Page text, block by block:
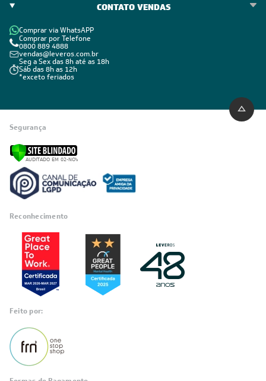
CONTATO VENDAS
Comprar via WhatsAPP
Comprar por Telefone
0800 889 4888
vendas@leveros.com.br
Seg a Sex das 8h até as 18h
Sáb das 8h as 12h
*exceto feriados
Segurança
Reconhecimento
Feito por: